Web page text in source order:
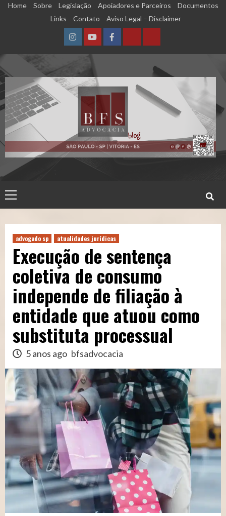
SkipHome Sobre Legislação Apoiadores e Parceiros
Documentos
Links
Contato Aviso Legal – Disclaimer
InstagramYouTubeFacebookCalculadora
Qualidade
de
Segurado
(INSS)
Calculadora
Tempo
de
Contribuição
Menu
advogado sp atualidades jurídicas
Execução de sentença
coletiva de consumo
independe de filiação à
entidade que atuou como
substituta processual
5 anos ago bfsadvocacia